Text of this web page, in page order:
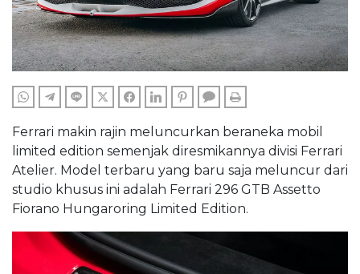
WHATSAPPTELEGRAM
LINE TWITTERFACEBOOKLINKEDINPINTERESTCOMMENTS
Ferrari makin rajin meluncurkan beraneka mobil
limited edition semenjak diresmikannya divisi Ferrari
Atelier. Model terbaru yang baru saja meluncur dari
studio khusus ini adalah Ferrari 296 GTB Assetto
Fiorano Hungaroring Limited Edition.